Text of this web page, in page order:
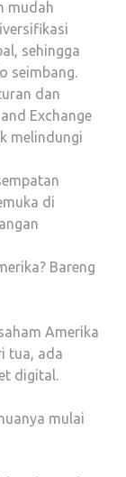
mudah
sehingga
seimbang.
dan
Exchange
melindungi
di
Bareng
Amerika
tua, ada
digital.
mulai